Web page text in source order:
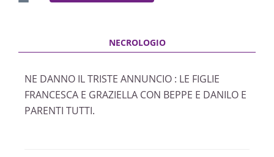
NE DANNO IL TRISTE ANNUNCIO : LE FIGLIE
FRANCESCA E GRAZIELLA CON BEPPE E DANILO E
PARENTI TUTTI.